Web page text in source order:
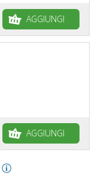
AGGIUNGI
AGGIUNGI